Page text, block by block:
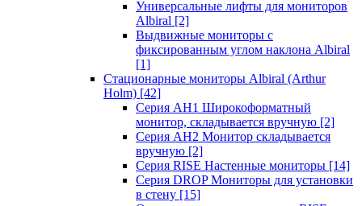
Универсальные лифты для мониторов
Albiral [2]
Выдвижные мониторы с
фиксированным углом наклона Albiral
[1]
Стационарные мониторы Albiral (Arthur
Holm) [42]
Серия AH1 Широкоформатный
монитор, складывается вручную [2]
Серия AH2 Монитор складывается
вручную [2]
Серия RISE Настенные мониторы [14]
Серия DROP Мониторы для установки
в стену [15]